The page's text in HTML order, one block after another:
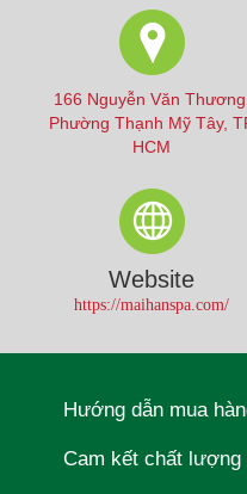
166 Nguyễn Văn Thương,
Phường Thạnh Mỹ Tây,
HCM
Website
https://maihanspa.com/
Hướng dẫn mua
Cam kết chất lượng